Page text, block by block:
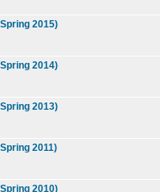
2015)
2014)
2013)
2011)
2010)